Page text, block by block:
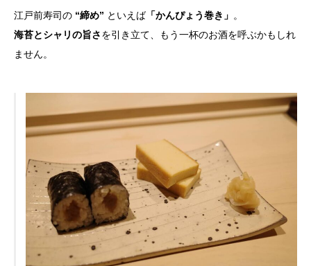
江戸前寿司の “締め” といえば「かんぴょう巻き」 。
海苔とシャリの旨さを引き立て、もう一杯のお酒を呼ぶかもしれ
ません。